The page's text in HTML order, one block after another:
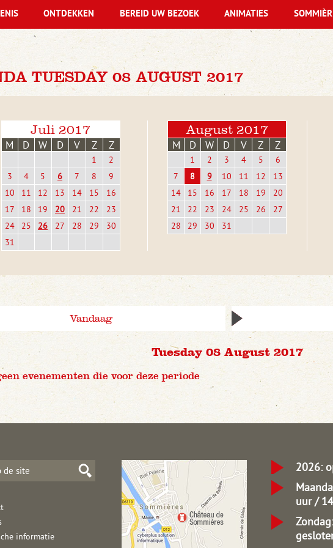
TUESDAY 08 AUGUST 2017
Juli 2017
M D W D V Z Z
1
2
3
4 5 6 7 8
9
10
11 12 13 14 15
16
17
18 19 20 21 22
23
24
25 26 27 28 29
30
31
August 2017
M D W D V Z Z
1 2 3 4 5
6
7
8 9 10 11 12
13
14
15 16 17 18 19
20
21
22 23 24 25 26
27
28
29 30 31
Vandaag
Tuesday 08 August 2017
evenementen die voor deze periode
ONTDEKKEN BEREID UW BEZOEK ANIMATIES
informatie
2026:
uur /